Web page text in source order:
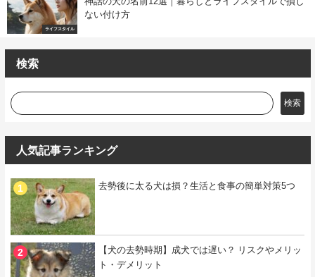
ライフスタイル
ない付け方
検索
検索
人気記事ランキング
去勢後に太る犬は損？生活と食事の簡単対策5つ
【犬の去勢時期】成犬では遅い？ リスクやメリッ
ト・デメリット